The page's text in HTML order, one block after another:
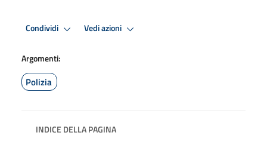
Condividi Vedi azioni
Argomenti:
Polizia
INDICE DELLA PAGINA